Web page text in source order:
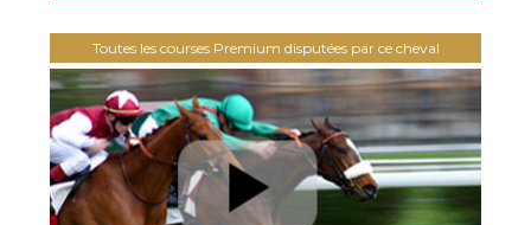
Toutes les courses Premium disputées par ce cheval